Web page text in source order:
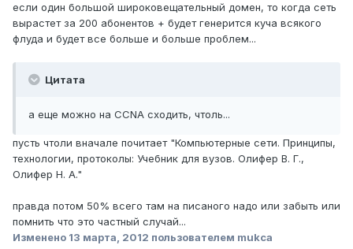
если один большой широковещательный домен, то когда сеть
вырастет за 200 абонентов + будет генерится куча всякого
флуда и будет все больше и больше проблем...
Цитата
а еще можно на CCNA сходить, чтоль...
пусть чтоли вначале почитает "Компьютерные сети. Принципы,
технологии, протоколы: Учебник для вузов. Олифер В. Г.,
Олифер Н. А."
правда потом 50% всего там на писаного надо или забыть или
помнить что это частный случай...
Изменено 13 марта, 2012 пользователем mukca